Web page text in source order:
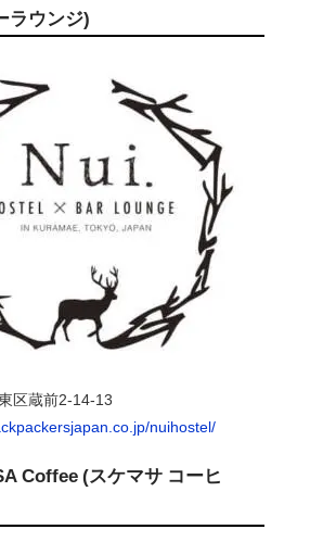
ラウンジ)
区蔵前2-14-13
nuihostel/
Coffee (スケマサ コーヒ